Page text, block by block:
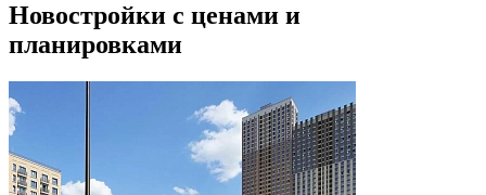
Новостройки с ценами и
планировками